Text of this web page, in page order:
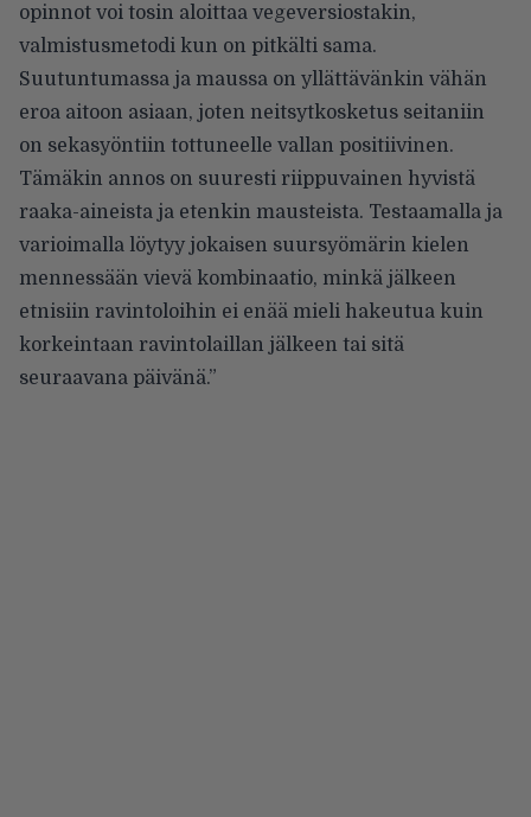
opinnot voi tosin aloittaa vegeversiostakin,
valmistusmetodi kun on pitkälti sama.
Suutuntumassa ja maussa on yllättävänkin vähän
eroa aitoon asiaan, joten neitsytkosketus seitaniin
on sekasyöntiin tottuneelle vallan positiivinen.
Tämäkin annos on suuresti riippuvainen hyvistä
raaka-aineista ja etenkin mausteista. Testaamalla ja
varioimalla löytyy jokaisen suursyömärin kielen
mennessään vievä kombinaatio, minkä jälkeen
etnisiin ravintoloihin ei enää mieli hakeutua kuin
korkeintaan ravintolaillan jälkeen tai sitä
seuraavana päivänä.”